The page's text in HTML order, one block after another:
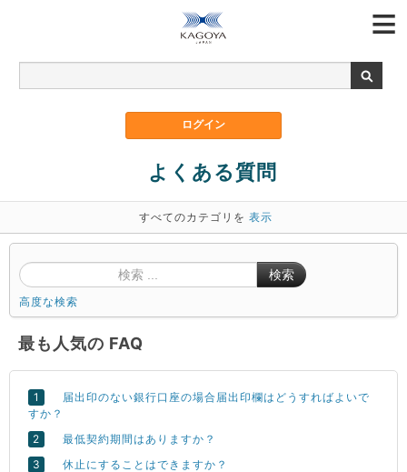
よくある質問
すべてのカテゴリを 表示
検索
高度な検索
最も人気の FAQ
届出印のない銀行口座の場合届出印欄はどうすればよいで
すか？
最低契約期間はありますか？
休止にすることはできますか？